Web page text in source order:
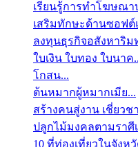
เรียนรู้การทำโฆษณา
เสริมทักษะด้านซอฟต์
ลงทุนธุรกิจอสังหาริม
ใบเงิน ใบทอง ใบนาค
โกสน...
ต้นหมากผู้หมากเมีย...
สร้างคนสู่งาน เชี่ยว
ปลูกไม้มงคลตามราศี
10 ที่ท่องเที่ยวในจังห